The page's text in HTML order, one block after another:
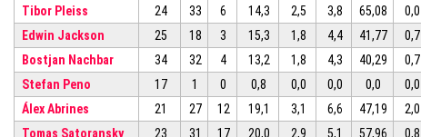
Tibor Pleiss
24 33 6 14,3 2,5 3,8 65,08 0,0
Edwin Jackson
25 18 3 15,3 1,8 4,4 41,77 0,7
Bostjan Nachbar
34 32 4 13,2 1,8 4,3 40,29 0,7
Stefan Peno
17 1 0 0,8 0,0 0,0 0,0 0,0
Álex Abrines
21 27 12 19,1 3,1 6,6 47,19 2,0
Tomas Satoransky
23 31 17 20,0 2,9 5,1 57,96 0,8